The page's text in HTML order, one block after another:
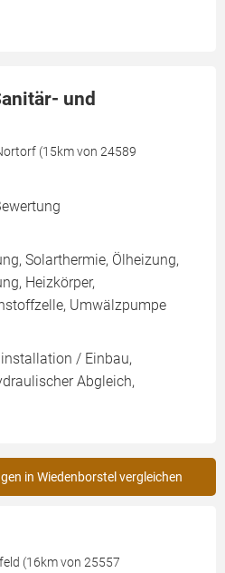
und
(15km von 24589
Solarthermie, Ölheizung,
Heizkörper,
Umwälzpumpe
/ Einbau,
Abgleich,
in Wiedenborstel vergleichen
(16km von 25557